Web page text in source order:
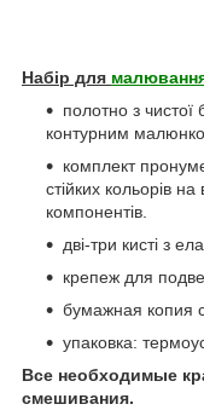
Набір для
полотно з
контурним
комплект
стійких кольорів
компонентів.
дві-три кисті з
крепеж для
бумажная копия
упаковка:
Все необходимые
смешивания.